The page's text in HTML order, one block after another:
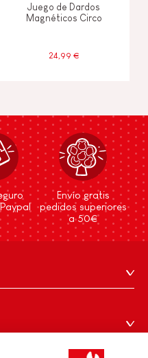
Juego de Dardos
Magnéticos Circo
24,99 €
Envío gratis
pedidos superiores
a 50€